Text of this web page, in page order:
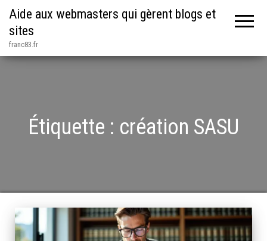
Aide aux webmasters qui gèrent blogs et
sites
franc83.fr
Étiquette : création SASU